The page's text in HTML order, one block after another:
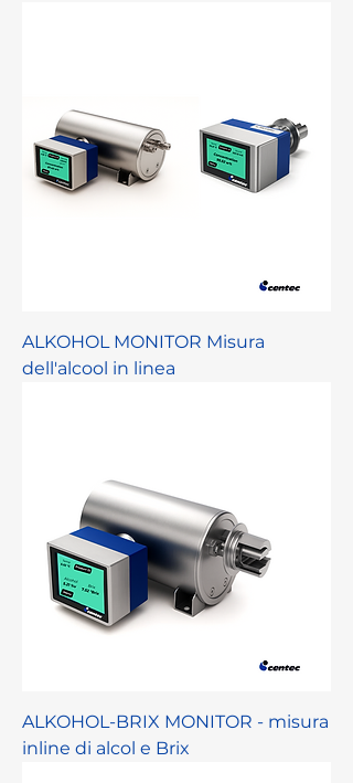
ALKOHOL MONITOR Misura
dell'alcool in linea
ALKOHOL-BRIX MONITOR - misura
inline di alcol e Brix